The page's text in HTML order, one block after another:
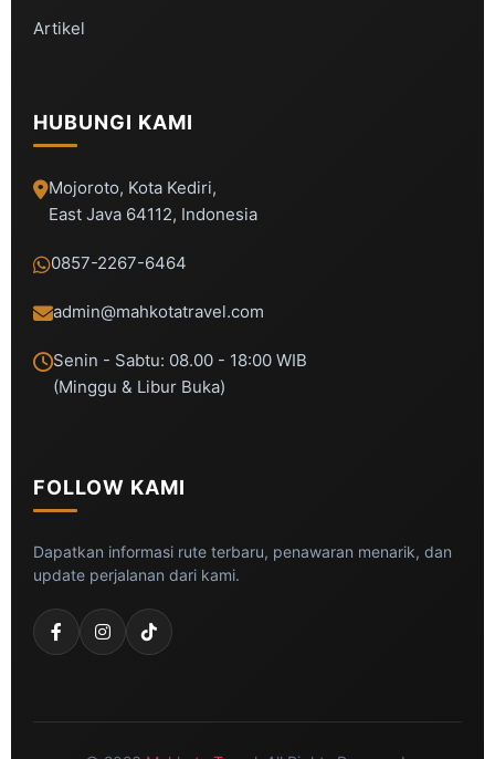
Artikel
HUBUNGI KAMI
Mojoroto, Kota Kediri,
East Java 64112, Indonesia
0857-2267-6464
admin@mahkotatravel.com
Senin - Sabtu: 08.00 - 18:00 WIB
(Minggu & Libur Buka)
FOLLOW KAMI
Dapatkan informasi rute terbaru, penawaran menarik, dan
update perjalanan dari kami.